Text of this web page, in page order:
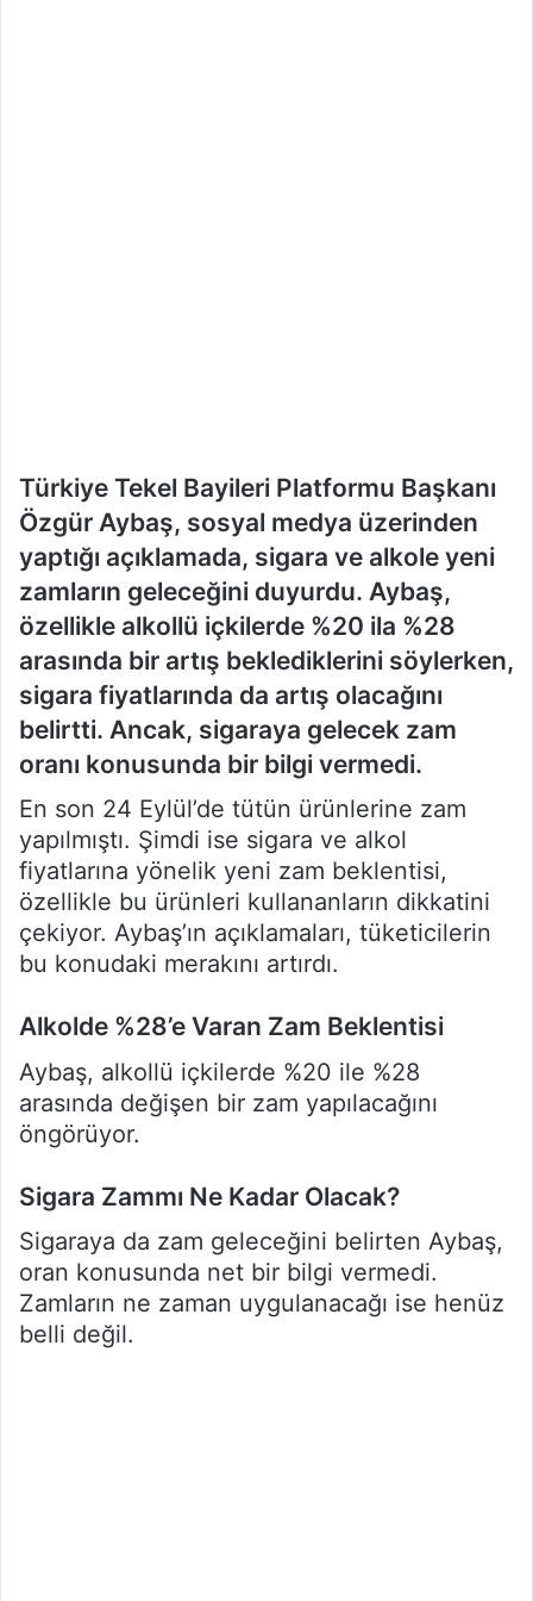
Türkiye Tekel Bayileri Platformu Başkanı
Özgür Aybaş, sosyal medya üzerinden
yaptığı açıklamada, sigara ve alkole yeni
zamların geleceğini duyurdu. Aybaş,
özellikle alkollü içkilerde %20 ila %28
arasında bir artış beklediklerini söylerken,
sigara fiyatlarında da artış olacağını
belirtti. Ancak, sigaraya gelecek zam
oranı konusunda bir bilgi vermedi.
En son 24 Eylül’de tütün ürünlerine zam
yapılmıştı. Şimdi ise sigara ve alkol
fiyatlarına yönelik yeni zam beklentisi,
özellikle bu ürünleri kullananların dikkatini
çekiyor. Aybaş’ın açıklamaları, tüketicilerin
bu konudaki merakını artırdı.
Alkolde %28’e Varan Zam Beklentisi
Aybaş, alkollü içkilerde %20 ile %28
arasında değişen bir zam yapılacağını
öngörüyor.
Sigara Zammı Ne Kadar Olacak?
Sigaraya da zam geleceğini belirten Aybaş,
oran konusunda net bir bilgi vermedi.
Zamların ne zaman uygulanacağı ise henüz
belli değil.